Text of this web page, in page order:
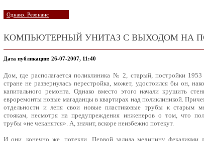
Однако. Резонанс
КОМПЬЮТЕРНЫЙ УНИТАЗ С ВЫХОДОМ НА
Дата публикации: 26-07-2007, 11:40
Дом, где располагается поликлиника № 2, старый, постройки
стране не развернулась перестройка, может, удостоился бы он,
капитального ремонта. Однако вместо этого начали крушить
евроремонты новые магаданцы в квартирах над поликлиникой.
отдельности и лепя свои новые пластиковые трубы к старым
стоякам, несмотря на предупреждения инженеров о том, что
трубы «не чеканятся». А, значит, вскоре неизбежно потекут.
И они, конечно же, потекли. Первой залила медицину фекалиями